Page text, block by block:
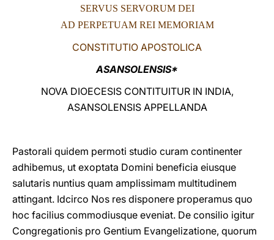
中文
LATINE
SERVUS SERVORUM DEI
AD PERPETUAM REI MEMORIAM
CONSTITUTIO APOSTOLICA
ASANSOLENSIS*
NOVA DIOECESIS CONTITUITUR IN INDIA,
ASANSOLENSIS APPELLANDA
Pastorali quidem permoti studio curam continenter
adhibemus, ut exoptata Domini beneficia eiusque
salutaris nuntius quam amplissimam multitudinem
attingant. Idcirco Nos res disponere properamus quo
hoc facilius commodiusque eveniat. De consilio igitur
Congregationis pro Gentium Evangelizatione, quorum